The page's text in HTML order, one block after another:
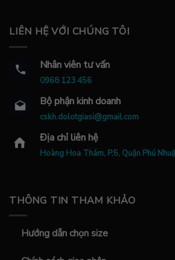
LIÊN HỆ VỚI CHÚNG TÔI
Nhân viên tư vấn
0968 123 456
Bộ phận kinh doanh
cskh.dolotgiasi@gmail.com
Địa chỉ liên hệ
Hoàng Hoa Thám, P.5, Quận Phú
THÔNG TIN THAM KHẢO
Hướng dẫn chọn size